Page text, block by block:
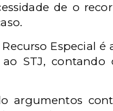
de o
Especial
STJ,
argumentos